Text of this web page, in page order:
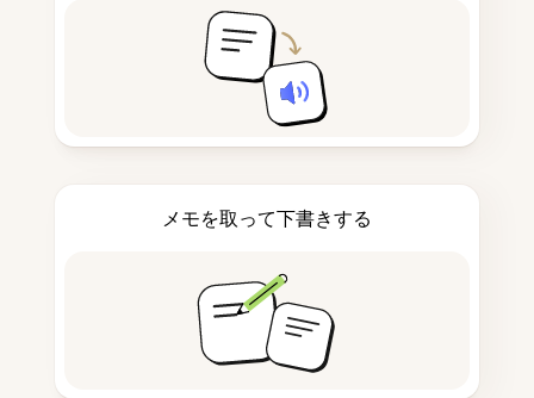
メモを取って下書きする